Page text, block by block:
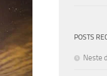
POSTS
Neste